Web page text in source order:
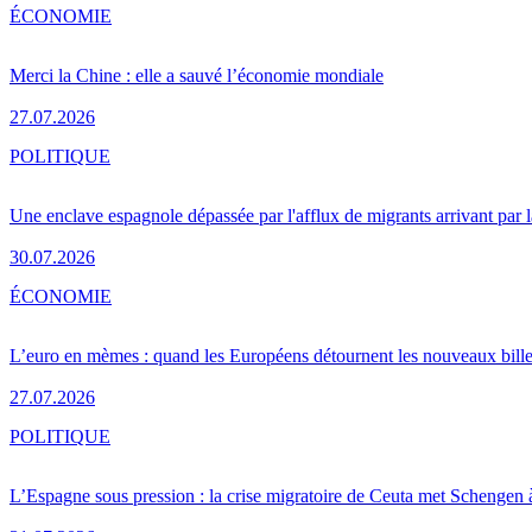
Merci la Chine : elle a sauvé l’économie mondiale
27.07.2026
ÉCONOMIE
Une enclave espagnole dépassée par l'afflux de migrants arrivant par
30.07.2026
POLITIQUE
L’euro en mèmes : quand les Européens détournent les nouveaux
27.07.2026
ÉCONOMIE
L’Espagne sous pression : la crise migratoire de Ceuta met Schengen
POLITIQUE